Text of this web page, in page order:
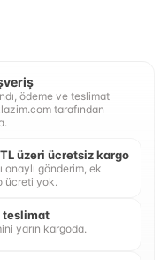
ödeme ve teslimat
tarafından
üzeri ücretsiz kargo
onaylı gönderim, ek
ücreti yok.
teslimat
yarın kargoda.